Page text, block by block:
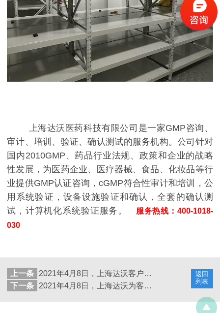
上海达沃医药科技有限公司是一家GMP咨询、
审计、培训、验证、确认测试的服务机构。公司针对
国内2010GMP、药品行业法规、政策和企业的战略
性发展，为医药企业、医疗器械、食品、化妆品等行
业提供GMP认证咨询，cGMP符合性审计和培训，公
用系统验证，设备设施验证和确认，全套的确认测
试，计算机化系统验证服务。
服务热线：400-1018-
030
返回
列表
上一条
2021年4月8日，上海达沃客户进行计算机化系统验证服务
下一条
2021年4月8日，上海达沃为客户进行层流小车验证测试服务